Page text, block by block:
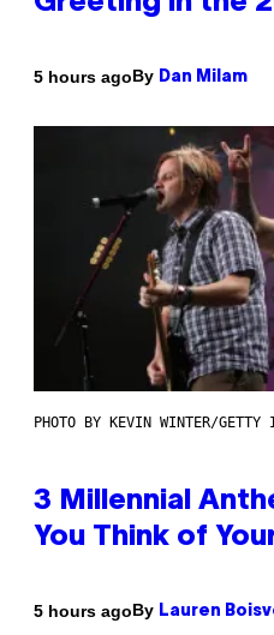
5 hours agoBy Dan Milam
PHOTO BY KEVIN WINTER/GETTY
3 Millennial
You Think of
5 hours agoBy Lauren